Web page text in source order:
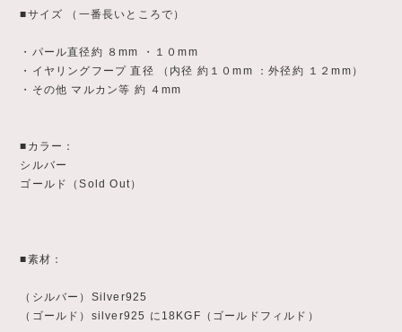
■サイズ （一番長いところで）
・パール直径約 ８mm ・１０mm
・イヤリングフープ 直径 （内径 約１０mm ：外径約 １２mm）
・その他 マルカン等 約 ４mm
■カラー：
シルバー
ゴールド（Sold Out）
■素材：
（シルバー）Silver925
（ゴールド）silver925 に18KGF（ゴールドフィルド）